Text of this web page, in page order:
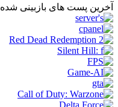
آخرین پست های بازبینی شده